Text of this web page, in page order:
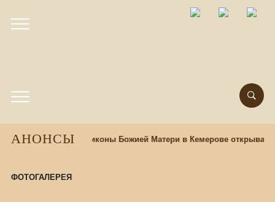
АНОНСЫ
При храме Казанской иконы Божией Матери в Кемерове
ФОТОГАЛЕРЕЯ